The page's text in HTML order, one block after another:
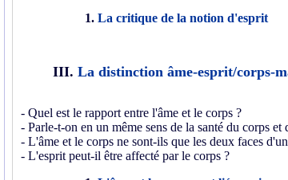
1. La critique de la notion d'esprit
III. La distinction âme-esprit/corps-
- Quel est le rapport entre l'âme et le corps ?
- Parle-t-on en un même sens de la santé du corps et
- L'âme et le corps ne sont-ils que les deux faces
- L'esprit peut-il être affecté par le corps ?